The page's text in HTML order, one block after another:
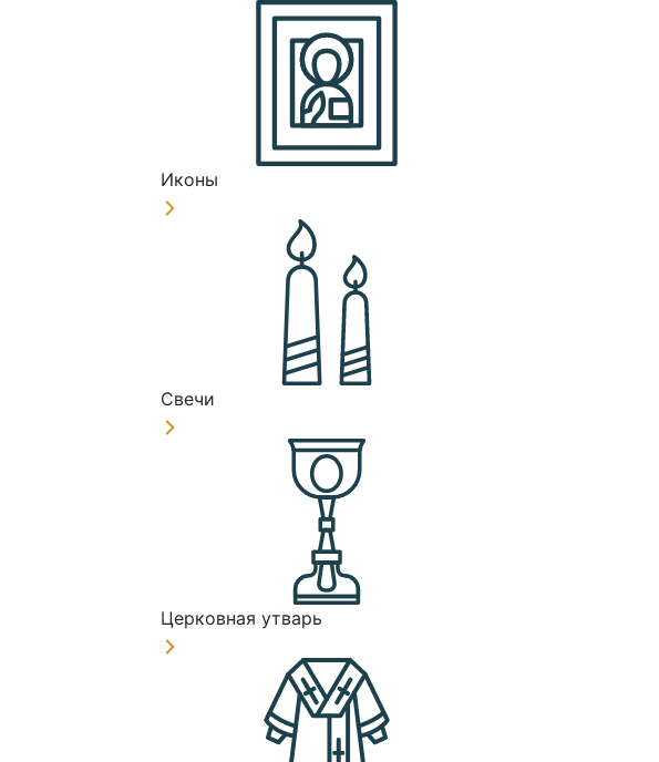
Иконы
Свечи
Церковная утварь